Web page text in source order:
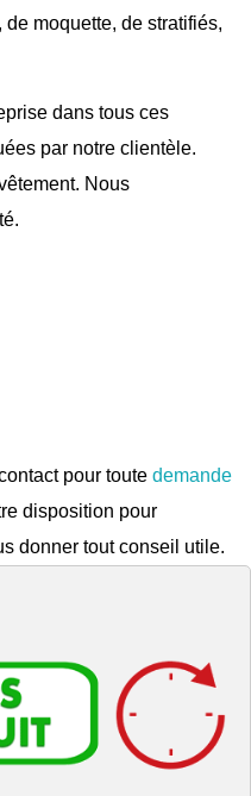
moquette, de stratifiés,
dans tous ces
par notre clientèle.
Nous
pour toute demande
disposition pour
donner tout conseil utile.